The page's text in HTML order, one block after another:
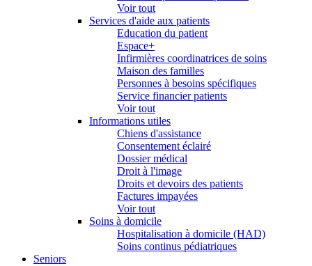
Voir tout
Services d'aide aux patients
Education du patient
Espace+
Infirmières coordinatrices de soins
Maison des familles
Personnes à besoins spécifiques
Service financier patients
Voir tout
Informations utiles
Chiens d'assistance
Consentement éclairé
Dossier médical
Droit à l'image
Droits et devoirs des patients
Factures impayées
Voir tout
Soins à domicile
Hospitalisation à domicile (HAD)
Soins continus pédiatriques
Seniors